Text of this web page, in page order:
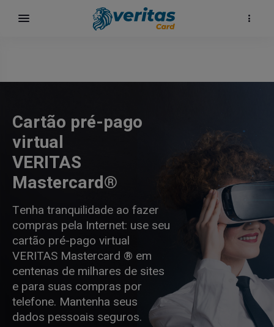
Cartão pré-pago
virtual
VERITAS
Mastercard®
Tenha tranquilidade ao fazer
compras pela Internet: use seu
cartão pré-pago virtual
VERITAS Mastercard ® em
centenas de milhares de sites
e para suas compras por
telefone. Mantenha seus
dados pessoais seguros.